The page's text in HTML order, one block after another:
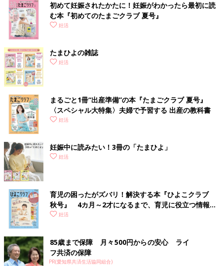
初めて妊娠されたかたに！妊娠がわかったら最初に読
む本『初めてのたまごクラブ 夏号』
妊活
たまひよの雑誌
妊活
まるごと1冊“出産準備”の本『たまごクラブ 夏号』
〈スペシャル大特集〉夫婦で予習する 出産の教科書
妊活
妊娠中に読みたい！3冊の「たまひよ」
妊活
育児の困ったがズバリ！解決する本『ひよこクラブ
秋号』 4カ月～2才になるまで、育児に役立つ情報が
いっぱい！
妊活
85歳まで保障 月々500円からの安心 ライ
フ共済の保障
PR(愛知県共済生活協同組合)